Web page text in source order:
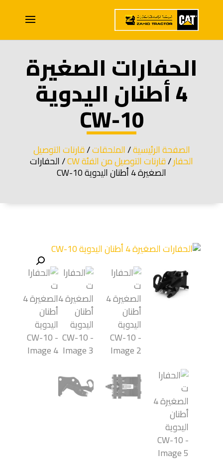
الحفارات الصغيرة
4 أطنان اليدوية
CW-10
الصفحة الرئيسية/الملحقات/قارنات التوصيل
الحفار/قارنات التوصيل من الفئة CW / الحفارات
الصغيرة 4 أطنان اليدوية CW-10